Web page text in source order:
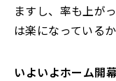
ますし、率も上が
は楽になっている
――いよいよホーム